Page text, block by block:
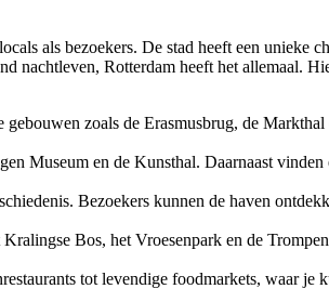
als bezoekers. De stad heeft een unieke
nachtleven, Rotterdam heeft het allemaal.
zoals de Erasmusbrug, de
Museum en de Kunsthal. Daarnaast
Bezoekers kunnen de haven
Bos, het Vroesenpark en de
tot levendige foodmarkets, waar je